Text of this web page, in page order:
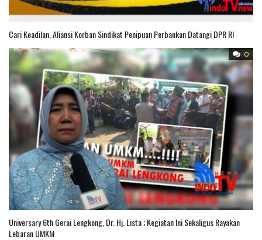
Cari Keadilan, Aliansi Korban Sindikat Penipuan Perbankan Datangi DPR RI
0
Universary 6th Gerai Lengkong, Dr. Hj. Lista ; Kegiatan Ini Sekaligus Rayakan
Lebaran UMKM